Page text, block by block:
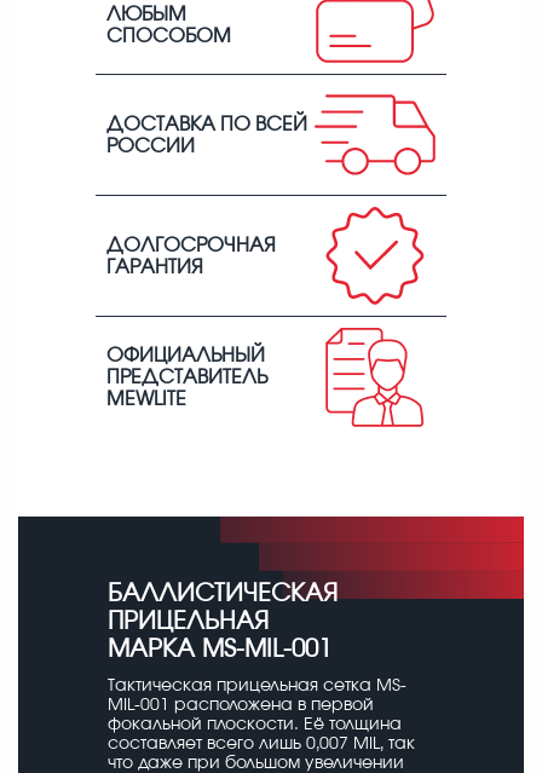
ЛЮБЫМ
СПОСОБОМ
ДОСТАВКА ПО ВСЕЙ
РОССИИ
ДОЛГОСРОЧНАЯ
ГАРАНТИЯ
ОФИЦИАЛЬНЫЙ
ПРЕДСТАВИТЕЛЬ
MEWLITE
БАЛЛИСТИЧЕСКАЯ
ПРИЦЕЛЬНАЯ
МАРКА MS-MIL-001
Тактическая прицельная сетка MS-
MIL-001 расположена в первой
фокальной плоскости. Её толщина
составляет всего лишь 0,007 MIL, так
что даже при большом увеличении